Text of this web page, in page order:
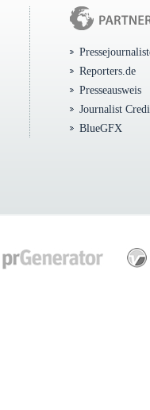
Reporters.de
Presseausweis
Journalist
BlueGFX